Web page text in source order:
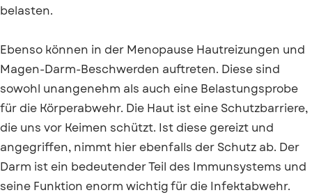
belasten.
Ebenso können in der Menopause Hautreizungen und
Magen-Darm-Beschwerden auftreten. Diese sind
sowohl unangenehm als auch eine Belastungsprobe
für die Körperabwehr. Die Haut ist eine Schutzbarriere,
die uns vor Keimen schützt. Ist diese gereizt und
angegriffen, nimmt hier ebenfalls der Schutz ab. Der
Darm ist ein bedeutender Teil des Immunsystems und
seine Funktion enorm wichtig für die Infektabwehr.